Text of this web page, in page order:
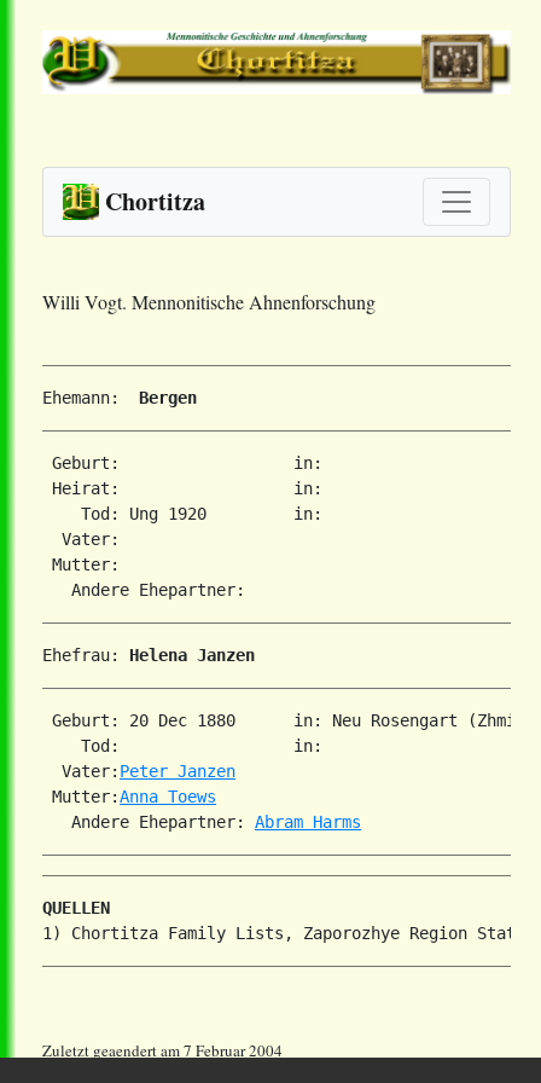
Chortitza
Willi Vogt. Mennonitische Ahnenforschung
Ehemann: Bergen
Geburt:                  in:
Heirat:                  in:
    Tod: Ung 1920         in:
  Vater:
Mutter:
Ehefrau: Helena Janzen
Geburt: 20 Dec 1880      in: Neu Rosengart
    Tod:                  in:
  Vater:
Peter Janzen
Mutter:Anna Toews
   Andere Ehepartner:
Abram Harms
QUELLEN
Zuletzt geaendert am 7 Februar 2004